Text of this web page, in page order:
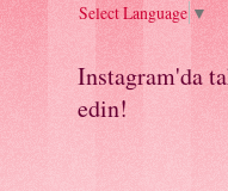
Select Language ▼
Instagram'da
edin!